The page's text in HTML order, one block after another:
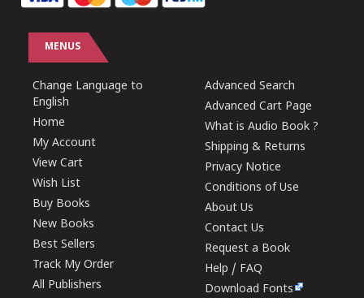
MENUS
Change Language to
English
Home
My Account
View Cart
Wish List
Buy Books
New Books
Best Sellers
Track My Order
All Publishers
Advanced Search
Advanced Cart Page
What is Audio Book ?
Shipping & Returns
Privacy Notice
Conditions of Use
About Us
Contact Us
Request a Book
Help / FAQ
Download Fonts